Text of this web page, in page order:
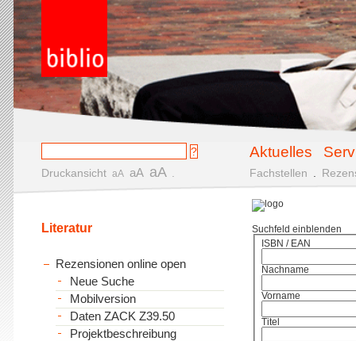
Aktuelles
Druckansicht aA aA aA Fachstellen
Suchfeld einblenden
ISBN / EAN
Nachname
Vorname
Titel
Literatur
Rezensionen online open
Neue Suche
Mobilversion
Daten ZACK Z39.50
Projektbeschreibung